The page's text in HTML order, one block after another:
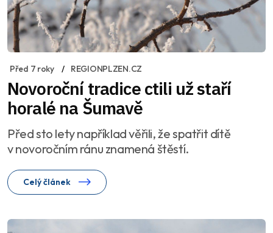
Před 7 roky REGIONPLZEN.CZ
Novoroční tradice ctili už staří
horalé na Šumavě
Před sto lety například věřili, že spatřit dítě
v novoročním ránu znamená štěstí.
Celý článek